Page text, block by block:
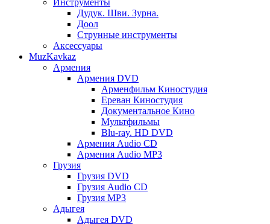
Инструменты
Дудук. Шви. Зурна.
Доол
Струнные инструменты
Аксессуары
MuzKavkaz
Армения
Армения DVD
Арменфильм Киностудия
Ереван Киностудия
Документальное Кино
Мультфильмы
Blu-ray. HD DVD
Армения Audio CD
Армения Audio MP3
Грузия
Грузия DVD
Грузия Audio CD
Грузия MP3
Адыгея
Адыгея DVD